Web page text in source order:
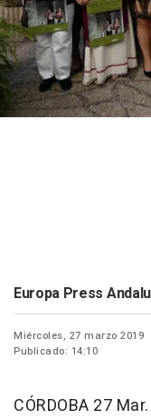
Europa Press
Miércoles, 27 marzo 2019
Publicado: 14:10
CÓRDOBA 27